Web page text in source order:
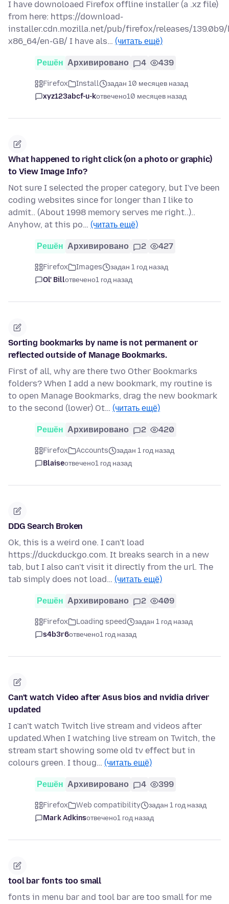
I have downoloaed Firefox offline installer (a .xz file)
from here: https://download-
installer.cdn.mozilla.net/pub/firefox/releases/
x86_64/en-GB/ I have als… (читать ещё)
Решён Архивировано 4 439
Firefox Install
задан 10 месяцев назад
xyz123abcf-u-kотвечено10 месяцев назад
What happened to right click (on a photo or graphic)
to View Image Info?
Not sure I selected the proper category, but I've been
coding websites since for longer than I like to
admit.. (About 1998 memory serves me right..)..
Anyhow, at this po… (читать ещё)
Решён Архивировано 2 427
Firefox Images
задан 1 год назад
Ol' Billотвечено1 год назад
Sorting bookmarks by name is not permanent or
reflected outside of Manage Bookmarks.
First of all, why are there two Other Bookmarks
folders? When I add a new bookmark, my routine is
to open Manage Bookmarks, drag the new bookmark
to the second (lower) Ot… (читать ещё)
Решён Архивировано 2 420
Firefox Accounts
задан 1 год назад
Blaiseотвечено1 год назад
DDG Search Broken
Ok, this is a weird one. I can't load
https://duckduckgo.com. It breaks search in a new
tab, but I also can't visit it directly from the url. The
tab simply does not load… (читать ещё)
Решён Архивировано 2 409
Firefox Loading speed
задан 1 год назад
s4b3r6отвечено1 год назад
Can't watch Video after Asus bios and nvidia driver
updated
I can't watch Twitch live stream and videos after
updated.When I watching live stream on Twitch, the
stream start showing some old tv effect but in
colours green. I thoug… (читать ещё)
Решён Архивировано 4 399
Firefox Web compatibility
задан 1 год назад
Mark Adkinsотвечено1 год назад
tool bar fonts too small
fonts in menu bar and tool bar are too small for me